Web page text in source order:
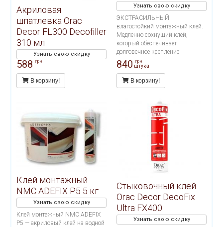
Акриловая
шпатлевка Orac
Decor FL300 Decofiller
310 мл
Узнать свою скидку
588 грн
В корзину!
Узнать свою скидку
ЭКСТРАСИЛЬНЫЙ
влагостойкий монтажный клей.
Медленно сохнущий клей,
который обеспечивает
долговечное крепление
декоративных профилей на
стенах и/или потолках. Подходит
для проведения внутренних
работ и применения на
Применяется во влажных
помещениях (ванных.
бассейнах, наружных работах).
Расход тюбика на 10-12 метров
840 грн
штука
В корзину!
Клей монтажный
NMC ADEFIX P5 5 кг
Узнать свою скидку
Клей монтажный NMC ADEFIX
P5 — акриловый клей на водной
Стыковочный клей
Orac Decor DecoFix
Ultra FX400
Узнать свою скидку